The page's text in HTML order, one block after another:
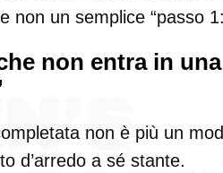
non un semplice “passo
non entra in
non è più un
d’arredo a sé stante.